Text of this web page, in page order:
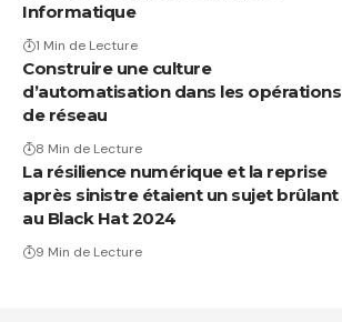
Informatique
1 Min de Lecture
Construire une culture
d’automatisation dans les opérations
de réseau
8 Min de Lecture
La résilience numérique et la reprise
après sinistre étaient un sujet brûlant
au Black Hat 2024
9 Min de Lecture